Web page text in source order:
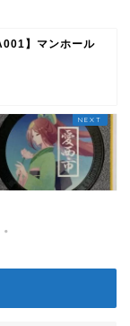
】マンホール